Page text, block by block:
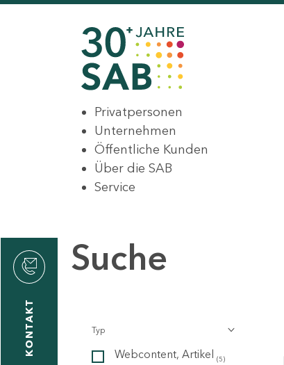
Privatpersonen
Unternehmen
Öffentliche Kunden
Über die SAB
Service
KONTAKT
Suche
Typ
Webcontent, Artikel (5)